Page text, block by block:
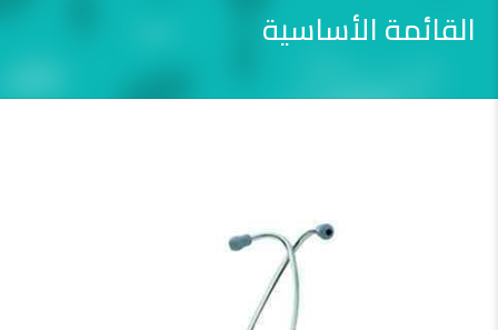
القائمة الأساسية